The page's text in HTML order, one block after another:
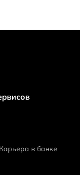
Карьера в банке